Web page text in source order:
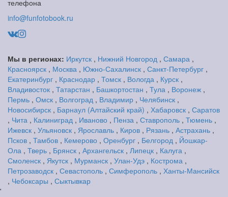
телефона
info@funfotobook.ru
Мы в регионах: Иркутск , Нижний Новгород , Самара ,
Красноярск , Москва , Южно-Сахалинск , Санкт-Петербург ,
Екатеринбург , Краснодар , Томск , Вологда , Курск ,
Владивосток , Татарстан , Башкортостан , Тула , Воронеж ,
Пермь , Омск , Волгоград , Владимир , Челябинск ,
Новосибирск , Барнаул (Алтайский край) , Хабаровск , Саратов
, Чита , Калиниград , Иваново , Пенза , Ставрополь , Тюмень ,
Ижевск , Ульяновск , Ярославль , Киров , Рязань , Астрахань ,
Псков , Тамбов , Кемерово , Оренбург , Белгород , Йошкар-
Ола , Тверь , Брянск , Архангельск , Липецк , Калуга ,
Смоленск , Якутск , Мурманск , Улан-Удэ , Кострома ,
Петрозаводск , Севастополь , Симферополь , Ханты-Мансийск
, Чебоксары , Сыктывкар
'